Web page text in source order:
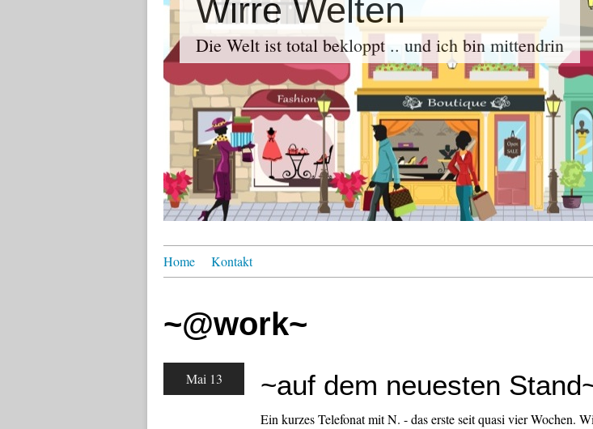
Wirre Welten
Die Welt ist total bekloppt .. und ich bin mittendrin
Home Kontakt
~@work~
Mai 13 ~auf dem neuesten
Ein kurzes Telefonat mit N. - das erste seit quasi vier Wochen.